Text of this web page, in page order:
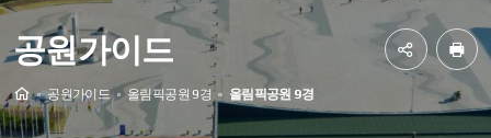
공원가이드
Home공원가이드 올림픽공원 9경 올림픽공원 9경
SNS
공
프
린